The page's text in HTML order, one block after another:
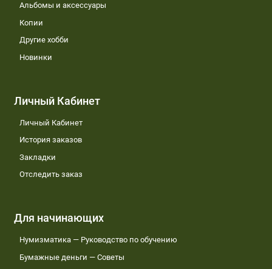
Альбомы и аксессуары
Копии
Другие хобби
Новинки
Личный Кабинет
Личный Кабинет
История заказов
Закладки
Отследить заказ
Для начинающих
Нумизматика — Руководство по обучению
Бумажные деньги — Советы